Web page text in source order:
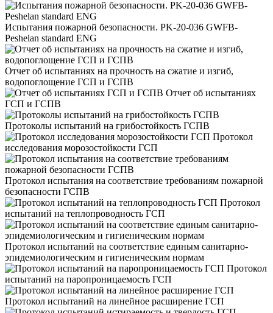
Испытания пожарной безопасности. PK-20-036 GWFB-
Peshelan standard ENG
Отчет об испытаниях на прочность на сжатие и изгиб,
водопоглощение ГСП и ГСПВ
Отчет об испытаниях
ГСП и ГСПВ
Протоколы испытаний на грибостойкость ГСПВ
Протокол
исследования морозостойкости ГСП
Протокол испытания на соответствие требованиям пожарной
безопасности ГСПВ
Протокол
испытаний на теплопроводность ГСП
Протокол испытаний на соответствие единым санитарно-
эпидемиологическим и гигиеническим нормам
Протокол
испытаний на паропроницаемость ГСП
Протокол испытаний на линейное расширение ГСП